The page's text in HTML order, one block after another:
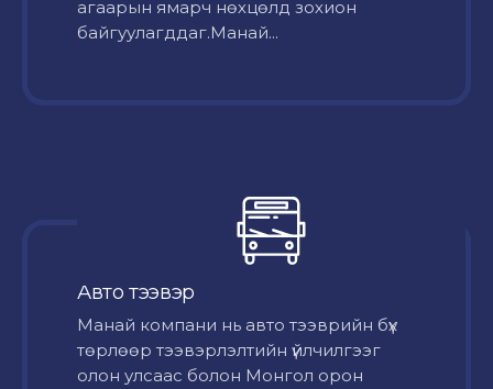
агаарын ямарч нөхцөлд зохион
байгуулагддаг.Манай...
Авто тээвэр
Mанай компани нь авто тээврийн бүх
төрлөөр тээвэрлэлтийн үйлчилгээг
олон улсаас болон Монгол орон